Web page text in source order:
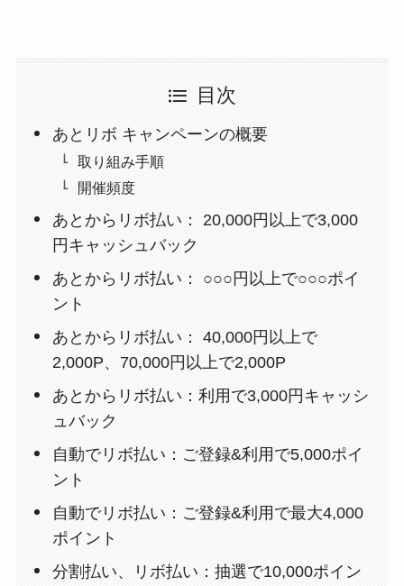
目次
あとリボ キャンペーンの概要
取り組み手順
開催頻度
あとからリボ払い： 20,000円以上で3,000
円キャッシュバック
あとからリボ払い： ○○○円以上で○○○ポイ
ント
あとからリボ払い： 40,000円以上で
2,000P、70,000円以上で2,000P
あとからリボ払い：利用で3,000円キャッシ
ュバック
自動でリボ払い：ご登録&利用で5,000ポイ
ント
自動でリボ払い：ご登録&利用で最大4,000
ポイント
分割払い、リボ払い：抽選で10,000ポイン